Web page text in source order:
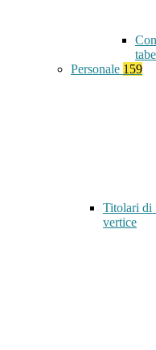
Personale 159
Titolari di
vertice